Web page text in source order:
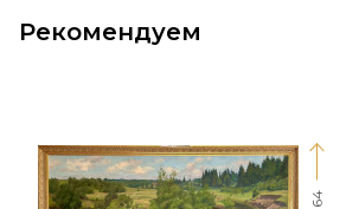
Рекомендуем
64